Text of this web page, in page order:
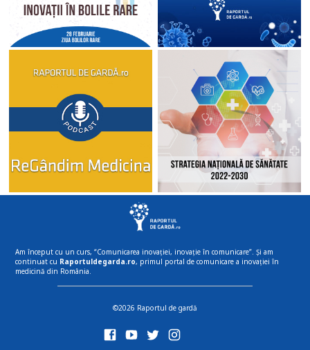
Am început cu un curs, “Comunicarea inovației, inovație în comunicare”. Și am
continuat cu Raportuldegarda.ro, primul portal de comunicare a inovației în
medicină din România.
©2026 Raportul de gardă